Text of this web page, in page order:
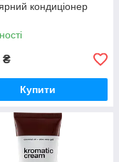
кондиціонер
₴
Купити